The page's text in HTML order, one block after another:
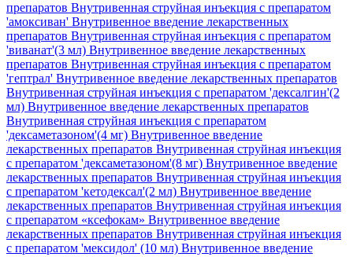
препаратов Внутривенная струйная инъекция с препаратом
'амоксиван' Внутривенное введение лекарственных
препаратов Внутривенная струйная инъекция с препаратом
'виванат'(3 мл) Внутривенное введение лекарственных
препаратов Внутривенная струйная инъекция с препаратом
'гептрал' Внутривенное введение лекарственных препаратов
Внутривенная струйная инъекция с препаратом 'дексалгин'(2
мл) Внутривенное введение лекарственных препаратов
Внутривенная струйная инъекция с препаратом
'дексаметазоном'(4 мг) Внутривенное введение
лекарственных препаратов Внутривенная струйная инъекция
с препаратом 'дексаметазоном'(8 мг) Внутривенное введение
лекарственных препаратов Внутривенная струйная инъекция
с препаратом 'кетодексал'(2 мл) Внутривенное введение
лекарственных препаратов Внутривенная струйная инъекция
с препаратом «ксефокам» Внутривенное введение
лекарственных препаратов Внутривенная струйная инъекция
с препаратом 'мексидол' (10 мл) Внутривенное введение